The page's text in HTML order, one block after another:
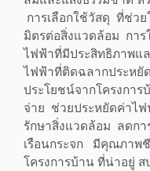
การเลือกใช้วัสดุ ที่ช่ว
มิตรต่อสิ่งแวดล้อม กา
ไฟฟ้าที่มีประสิทธิภาพแ
ไฟฟ้าที่ติดฉลากประหยั
ประโยชน์จากโครงกา
จ่าย ช่วยประหยัดค่าไ
รักษาสิ่งแวดล้อม ลดก
เรือนกระจก มีคุณภาพ
โครงการบ้าน ที่น่าอยู่ ส